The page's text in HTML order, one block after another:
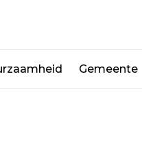
Gemeente